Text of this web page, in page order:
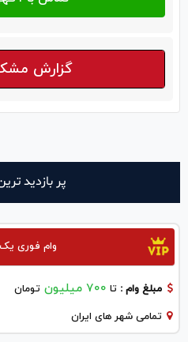
گزارش
پر بازدید
وام فوری
مبلغ وام : تا 700 میلیون تومان
تمامی شهر های ایران